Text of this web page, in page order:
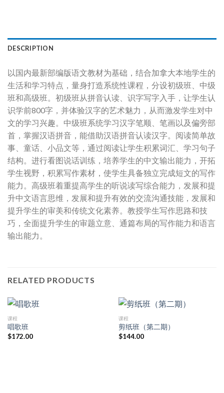
DESCRIPTION
以国内最新部编版语文教材为基础，结合加拿大本地学生的
生活和学习特点，量身打造系统性课程，分设初级班、中级
班和高级班。初级班从拼音认读、识字写字入手，让学生认
识学前800字，并体验汉字的艺术魅力，从而激发学生对中
文的学习兴趣。中级班系统学习汉字笔顺、笔画以及偏旁部
首，掌握汉语拼音，能借助汉语拼音认读汉字。阅读简单故
事、童话、小品文等，通过阅读让学生积累词汇、学习句子
结构。进行看图说话训练，培养学生的中文输出能力，开拓
学生视野，积累写作素材，使学生具备独立完成短文的写作
能力。高级班着重提高学生的听说读写综合能力，发展和提
升中文语言思维，发展和提升有效的交流沟通技能，发展和
提升学生的审美和传统文化素养。教授学生写作思路和技
巧，全面提升学生的审题立意、通篇布局的写作能力和语言
输出能力。
RELATED PRODUCTS
课程
唱歌班
$172.00
课程
剪纸班（第二期）
$144.00